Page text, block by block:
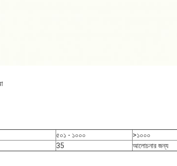
৫০১ - ১০০০
>১০০০
35 আলোচনার জন্য